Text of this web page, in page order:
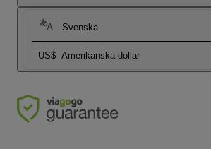
Svenska
US$ Amerikanska dollar